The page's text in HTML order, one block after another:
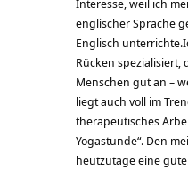
Interesse, weil ich
englischer Sprache
Englisch
Rücken spezialisiert,
Menschen gut an –
liegt auch voll im
therapeutisches
Yogastunde“. Den
heutzutage eine